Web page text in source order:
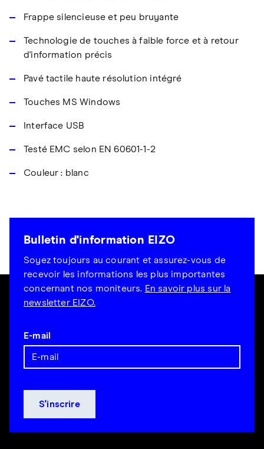
Frappe silencieuse et peu bruyante
Technologie de touches à faible force et à retour
d'information précis
Pavé tactile haute résolution intégré
Touches MS Windows
Interface USB
Testé EMC selon EN 60601-1-2
Couleur : blanc
Bulletin d'information EIZO
Soyez toujours au courant et assurez-vous de
recevoir les informations les plus importantes
concernant nos moniteurs. En savoir plus sur la
newsletter EIZO.
E-mail